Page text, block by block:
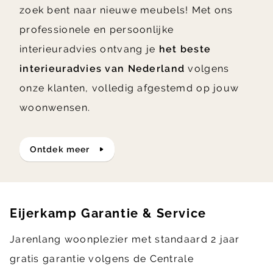
zoek bent naar nieuwe meubels! Met ons
professionele en persoonlijke
interieuradvies ontvang je het beste
interieuradvies van Nederland volgens
onze klanten, volledig afgestemd op jouw
woonwensen.
ontdek meer
Eijerkamp Garantie & Service
Jarenlang woonplezier met standaard 2 jaar
gratis garantie volgens de Centrale